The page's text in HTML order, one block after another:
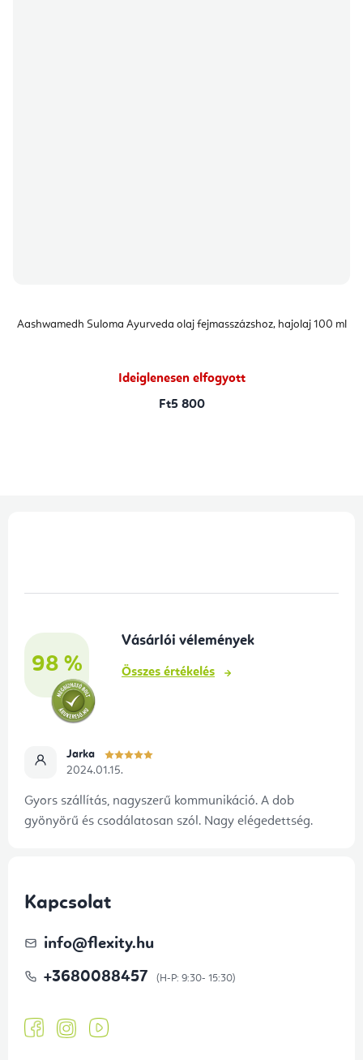
Aashwamedh Suloma Ayurveda olaj fejmasszázshoz, hajolaj 100 ml
Ideiglenesen elfogyott
Ft5 800
98 %
Vásárlói vélemények
Összes értékelés
Jarka
2024.01.15.
Gyors szállítás, nagyszerű kommunikáció. A dob
gyönyörű és csodálatosan szól. Nagy elégedettség.
Kapcsolat
info@flexity.hu
+3680088457